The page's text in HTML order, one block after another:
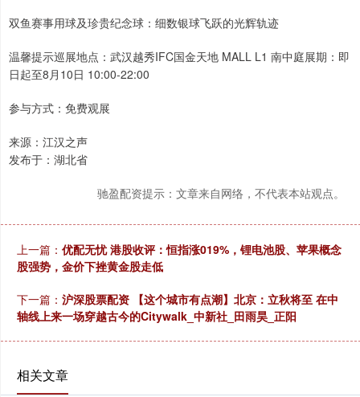
双鱼赛事用球及珍贵纪念球：细数银球飞跃的光辉轨迹
温馨提示巡展地点：武汉越秀IFC国金天地 MALL L1 南中庭展期：即
日起至8月10日 10:00-22:00
参与方式：免费观展
来源：江汉之声
发布于：湖北省
驰盈配资提示：文章来自网络，不代表本站观点。
上一篇： 优配无忧 港股收评：恒指涨019%，锂电池股、苹果概念
股强势，金价下挫黄金股走低
下一篇： 沪深股票配资 【这个城市有点潮】北京：立秋将至 在中
轴线上来一场穿越古今的Citywalk_中新社_田雨昊_正阳
相关文章